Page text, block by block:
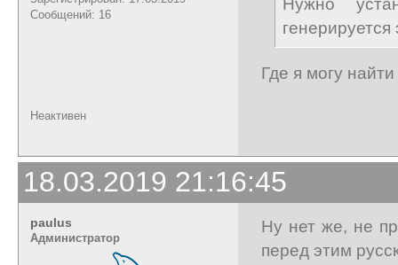
Сообщений: 16
Где я могу
Неактивен
18.03.2019 21:16:45
paulus
Администратор
Ну нет же, не
перед этим